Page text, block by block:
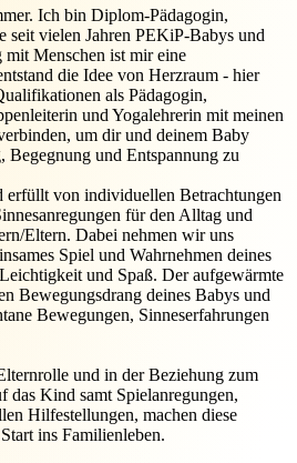
Ich bin Diplom-Pädagogin,
seit vielen Jahren PEKiP-Babys und
Menschen ist mir eine
die Idee von Herzraum - hier
als Pädagogin,
und Yogalehrerin mit meinen
um dir und deinem Baby
Begegnung und Entspannung zu
erfüllt von individuellen Betrachtungen
für den Alltag und
Eltern. Dabei nehmen wir uns
Spiel und Wahrnehmen deines
und Spaß. Der aufgewärmte
Bewegungsdrang deines Babys und
Bewegungen, Sinneserfahrungen
und in der Beziehung zum
Kind samt Spielanregungen,
Hilfestellungen, machen diese
ins Familienleben.